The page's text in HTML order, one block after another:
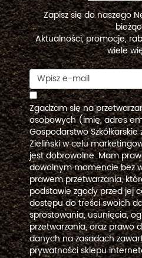
Zapisz się do naszego
Aktualności, promocje,
wiele
Zgadzam się na
osobowych (imię, adres
Gospodarstwo
Zieliński w celu
jest dobrowolne. Mam
dowolnym momencie bez
prawem przetwarzania,
podstawie zgody przed jej
dostępu do treści swoich
sprostowania, usunięcia,
przetwarzania, oraz prawo
danych na zasadach
prywatności sklepu